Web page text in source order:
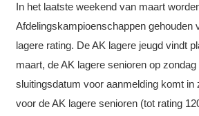
In het laatste weekend van maart
Afdelingskampioenschappen gehouden
lagere rating. De AK lagere jeugd vindt
maart, de AK lagere senioren op
sluitingsdatum voor aanmelding komt in
voor de AK lagere senioren (tot rating